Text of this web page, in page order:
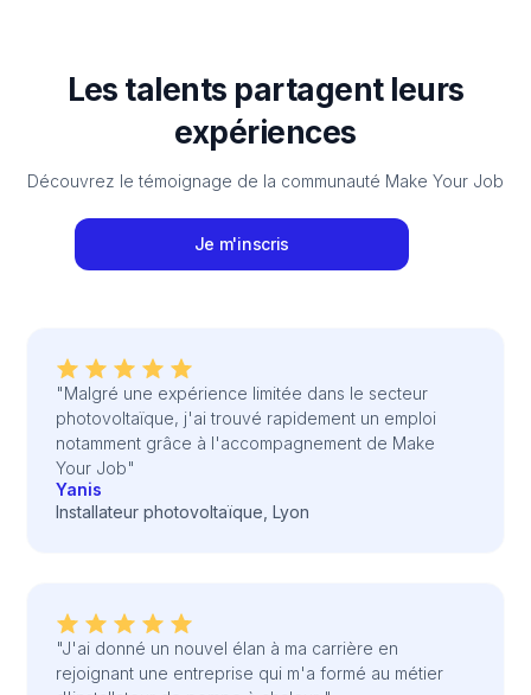
Les talents partagent leurs
expériences
Découvrez le témoignage de la communauté Make Your Job
Je m'inscris
"Malgré une expérience limitée dans le secteur
photovoltaïque, j'ai trouvé rapidement un emploi
notamment grâce à l'accompagnement de Make
Your Job"
Yanis
Installateur photovoltaïque, Lyon
"J'ai donné un nouvel élan à ma carrière en
rejoignant une entreprise qui m'a formé au métier